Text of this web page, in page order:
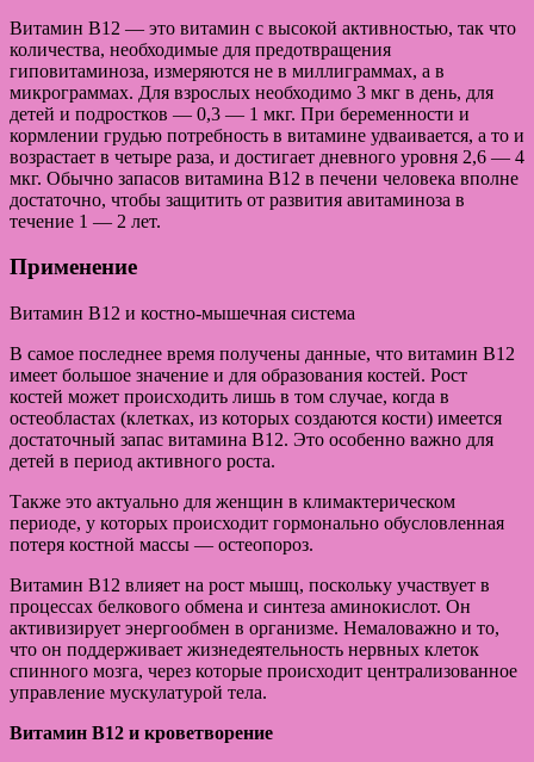
Витамин В12 — это витамин с высокой активностью, так что
количества, необходимые для предотвращения
гиповитаминоза, измеряются не в миллиграммах, а в
микрограммах. Для взрослых необходимо 3 мкг в день, для
детей и подростков — 0,3 — 1 мкг. При беременности и
кормлении грудью потребность в витамине удваивается, а то и
возрастает в четыре раза, и достигает дневного уровня 2,6 — 4
мкг. Обычно запасов витамина В12 в печени человека вполне
достаточно, чтобы защитить от развития авитаминоза в
течение 1 — 2 лет.
Применение
Витамин В12 и костно-мышечная система
В самое последнее время получены данные, что витамин B12
имеет большое значение и для образования костей. Рост
костей может происходить лишь в том случае, когда в
остеобластах (клетках, из которых создаются кости) имеется
достаточный запас витамина B12. Это особенно важно для
детей в период активного роста.
Также это актуально для женщин в климактерическом
периоде, у которых происходит гормонально обусловленная
потеря костной массы — остеопороз.
Витамин В12 влияет на рост мышц, поскольку участвует в
процессах белкового обмена и синтеза аминокислот. Он
активизирует энергообмен в организме. Немаловажно и то,
что он поддерживает жизнедеятельность нервных клеток
спинного мозга, через которые происходит централизованное
управление мускулатурой тела.
Витамин В12 и кроветворение